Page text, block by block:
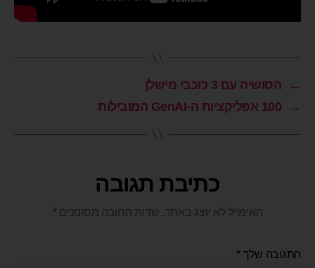
←
הסושיה עם 3 כוכבי מישלן
→
100 אפליקציות ה-GenAI המובילות
כתיבת תגובה
האימייל לא יוצג באתר. שדות החובה מסומנים *
התגובה שלך*